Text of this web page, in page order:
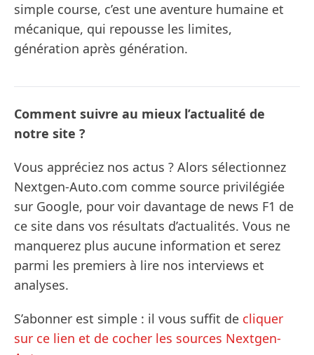
simple course, c’est une aventure humaine et
mécanique, qui repousse les limites,
génération après génération.
Comment suivre au mieux l’actualité de
notre site ?
Vous appréciez nos actus ? Alors sélectionnez
Nextgen-Auto.com comme source privilégiée
sur Google, pour voir davantage de news F1 de
ce site dans vos résultats d’actualités. Vous ne
manquerez plus aucune information et serez
parmi les premiers à lire nos interviews et
analyses.
S’abonner est simple : il vous suffit de cliquer
sur ce lien et de cocher les sources Nextgen-